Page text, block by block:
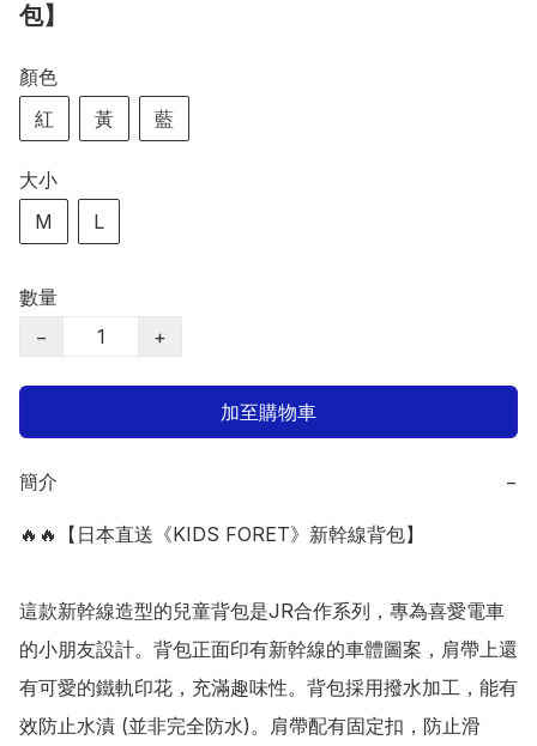
包】
顏色
紅
黃 藍
大小
M
L
數量
−
+
加至購物車
簡介 −
🔥🔥【日本直送《KIDS FORET》新幹線背包】
這款新幹線造型的兒童背包是JR合作系列，專為喜愛電車
的小朋友設計。背包正面印有新幹線的車體圖案，肩帶上還
有可愛的鐵軌印花，充滿趣味性。背包採用撥水加工，能有
效防止水漬 (並非完全防水)。肩帶配有固定扣，防止滑